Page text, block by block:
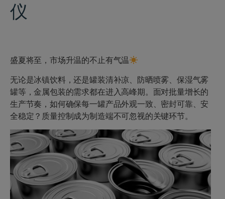
仪
盛夏将至，市场升温的不止有气温
无论是冰镇饮料，还是罐装清补凉、防晒喷雾、保湿气雾
罐等，金属包装的需求都在进入高峰期。面对批量增长的
生产节奏，如何确保每一罐产品外观一致、密封可靠、安
全稳定？质量控制成为制造端不可忽视的关键环节。